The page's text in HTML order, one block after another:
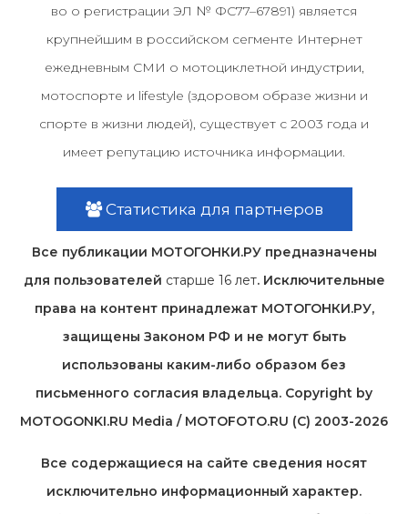
во о регистрации ЭЛ № ФС77–67891) является
крупнейшим в российском сегменте Интернет
ежедневным СМИ о мотоциклетной индустрии,
мотоспорте и lifestyle (здоровом образе жизни и
спорте в жизни людей), существует с 2003 года и
имеет репутацию источника информации.
Статистика для партнеров
Все публикации МОТОГОНКИ.РУ предназначены
для пользователей старше 16 лет. Исключительные
права на контент принадлежат МОТОГОНКИ.РУ,
защищены Законом РФ и не могут быть
использованы каким-либо образом без
письменного согласия владельца. Copyright by
MOTOGONKI.RU Media / MOTOFOTO.RU (C) 2003-2026
Все содержащиеся на cайте сведения носят
исключительно информационный характер.